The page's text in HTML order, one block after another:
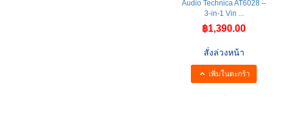
อุปกรณ์ดูแลแผ่นเสียง
Audio Technica AT6028 –
3-in-1 Vin ...
สั่งล่วงหน้า